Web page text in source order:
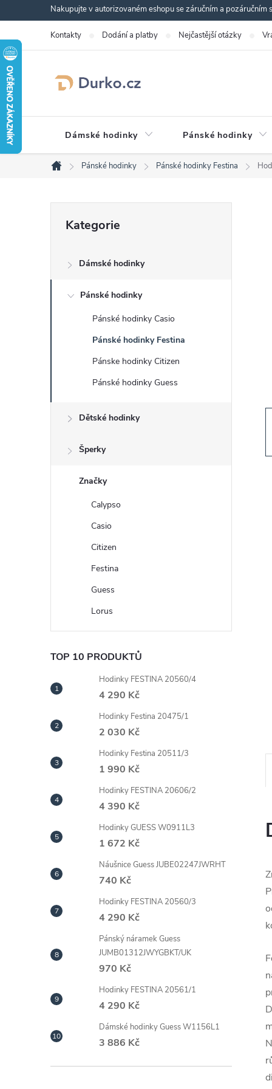
na
obsah
Nakupujte v autorizovaném eshopu se záručním a pozáručním
Kontakty Dodání a platby Nejčastější otázky
Dámské hodinky Pánské hodinky
Domů
Pánské hodinky Pánské hodinky Festina
s
n
kategorie
Kategorie
Dámské hodinky
Pánské hodinky
Pánské hodinky Casio
Pánské hodinky Festina
Pánske hodinky Citizen
Pánské hodinky Guess
Dětské hodinky
Šperky
Značky
Calypso
Casio
Citizen
Festina
Guess
Lorus
TOP 10 PRODUKTŮ
Hodinky FESTINA 20560/4
4 290 Kč
Hodinky Festina 20475/1
2 030 Kč
Hodinky Festina 20511/3
1 990 Kč
Hodinky FESTINA 20606/2
4 390 Kč
Hodinky GUESS W0911L3
1 672 Kč
Náušnice Guess JUBE02247JWRHT
740 Kč
Hodinky FESTINA 20560/3
4 290 Kč
Pánský náramek Guess
JUMB01312JWYGBKT/UK
970 Kč
Hodinky FESTINA 20561/1
4 290 Kč
Dámské hodinky Guess W1156L1
3 886 Kč